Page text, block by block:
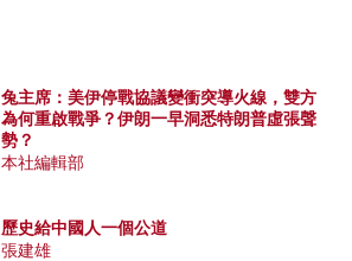
兔主席：美伊停戰協議變衝突導火線，雙方
為何重啟戰爭？伊朗一早洞悉特朗普虛張聲
勢？
本社編輯部
歷史給中國人一個公道
張建雄